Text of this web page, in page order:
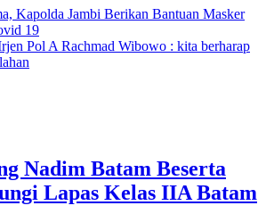
Kapolda Jambi Berikan Bantuan Masker
19
Pol A Rachmad Wibowo : kita berharap
Nadim Batam Beserta
Lapas Kelas IIA Batam